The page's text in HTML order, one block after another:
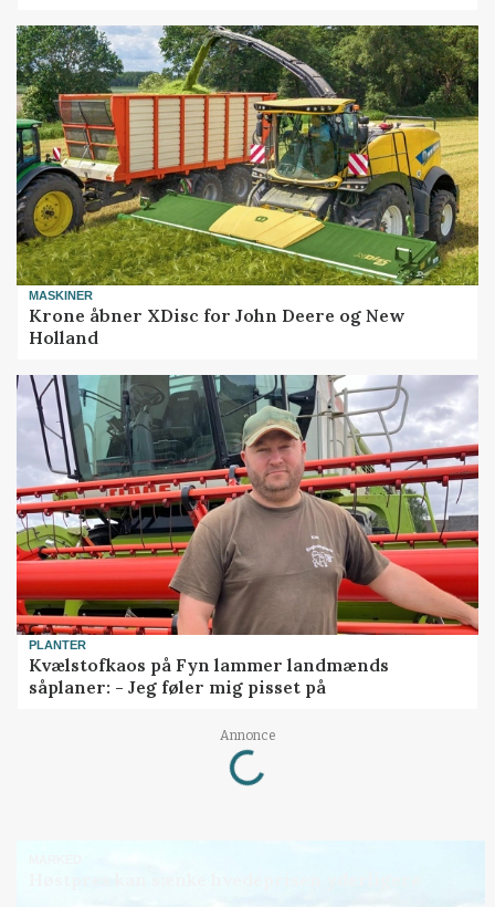
MASKINER
Krone åbner XDisc for John Deere og New
Holland
PLANTER
Kvælstofkaos på Fyn lammer landmænds
såplaner: - Jeg føler mig pisset på
Annonce
Loading...